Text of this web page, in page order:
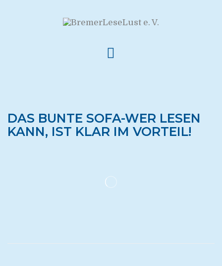
DAS BUNTE SOFA-WER LESEN
KANN, IST KLAR IM VORTEIL!